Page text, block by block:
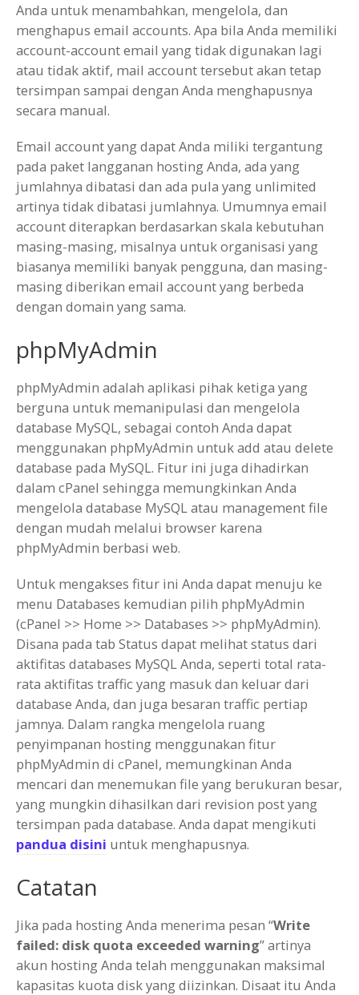
Anda untuk menambahkan, mengelola, dan
menghapus email accounts. Apa bila Anda memiliki
account-account email yang tidak digunakan lagi
atau tidak aktif, mail account tersebut akan tetap
tersimpan sampai dengan Anda menghapusnya
secara manual.
Email account yang dapat Anda miliki tergantung
pada paket langganan hosting Anda, ada yang
jumlahnya dibatasi dan ada pula yang unlimited
artinya tidak dibatasi jumlahnya. Umumnya email
account diterapkan berdasarkan skala kebutuhan
masing-masing, misalnya untuk organisasi yang
biasanya memiliki banyak pengguna, dan masing-
masing diberikan email account yang berbeda
dengan domain yang sama.
phpMyAdmin
phpMyAdmin adalah aplikasi pihak ketiga yang
berguna untuk memanipulasi dan mengelola
database MySQL, sebagai contoh Anda dapat
menggunakan phpMyAdmin untuk add atau delete
database pada MySQL. Fitur ini juga dihadirkan
dalam cPanel sehingga memungkinkan Anda
mengelola database MySQL atau management file
dengan mudah melalui browser karena
phpMyAdmin berbasi web.
Untuk mengakses fitur ini Anda dapat menuju ke
menu Databases kemudian pilih phpMyAdmin
(cPanel >> Home >> Databases >> phpMyAdmin).
Disana pada tab Status dapat melihat status dari
aktifitas databases MySQL Anda, seperti total rata-
rata aktifitas traffic yang masuk dan keluar dari
database Anda, dan juga besaran traffic pertiap
jamnya. Dalam rangka mengelola ruang
penyimpanan hosting menggunakan fitur
phpMyAdmin di cPanel, memungkinan Anda
mencari dan menemukan file yang berukuran besar,
yang mungkin dihasilkan dari revision post yang
tersimpan pada database. Anda dapat mengikuti
pandua disini untuk menghapusnya.
Catatan
Jika pada hosting Anda menerima pesan “Write
failed: disk quota exceeded warning” artinya
akun hosting Anda telah menggunakan maksimal
kapasitas kuota disk yang diizinkan. Disaat itu Anda